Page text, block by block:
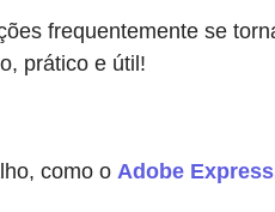
frequentemente se
prático e útil!
como o Adobe